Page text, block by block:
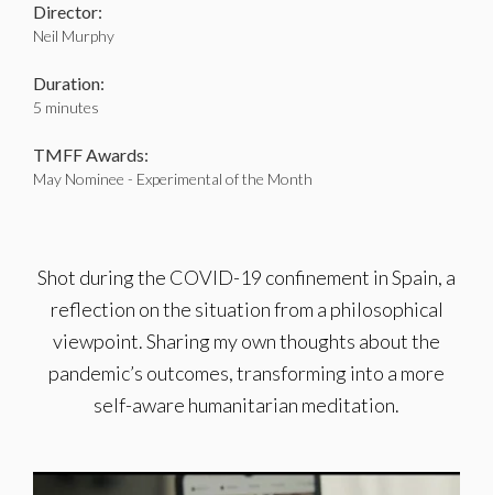
Director:
Neil Murphy
Duration:
5 minutes
TMFF Awards:
May Nominee - Experimental of the Month
Shot during the COVID-19 confinement in Spain, a
reflection on the situation from a philosophical
viewpoint. Sharing my own thoughts about the
pandemic’s outcomes, transforming into a more
self-aware humanitarian meditation.